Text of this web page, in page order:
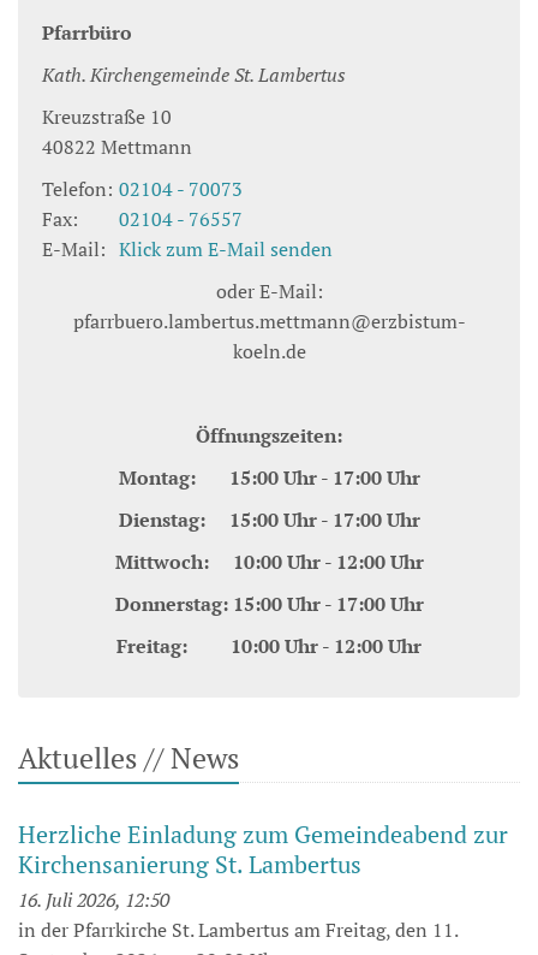
Pfarrbüro
Kath. Kirchengemeinde St. Lambertus
Kreuzstraße 10
40822 Mettmann
Telefon: 02104 - 70073
Fax:
02104 - 76557
E-Mail: Klick zum E-Mail senden
oder E-Mail:
pfarrbuero.lambertus.mettmann@erzbistum-
koeln.de
Öffnungszeiten:
Montag: 15:00 Uhr - 17:00 Uhr
Dienstag: 15:00 Uhr - 17:00 Uhr
Mittwoch: 10:00 Uhr - 12:00 Uhr
Donnerstag: 15:00 Uhr - 17:00 Uhr
Freitag: 10:00 Uhr - 12:00 Uhr
Aktuelles // News
Herzliche Einladung zum Gemeindeabend zur
Kirchensanierung St. Lambertus
16. Juli 2026, 12:50
in der Pfarrkirche St. Lambertus am Freitag, den 11.